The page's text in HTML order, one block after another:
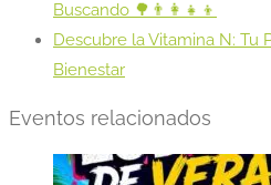
Buscando 🌳👨‍👩‍👧‍👦
Descubre la Vitamina N: Tu
Bienestar
Eventos relacionados